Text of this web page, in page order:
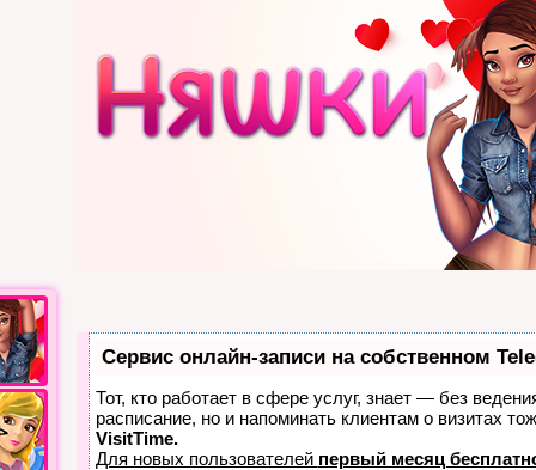
Сервис онлайн-записи на собственном
Тот, кто работает в сфере услуг, знает — без
расписание, но и напоминать клиентам о визитах
VisitTime.
Для новых пользователей первый месяц